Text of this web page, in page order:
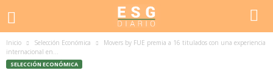
Inicio Selección Económica
Movers by FUE premia a 16 titulados con una experiencia
internacional en...
SELECCIÓN ECONÓMICA